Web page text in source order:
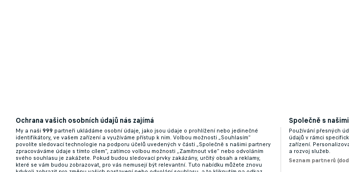
V poháru sejmuli Liberec i Plzeň, teď hrozí divize. Hlučín patří mezi
08.05.2025 11:22
Ochrana vašich osobních údajů nás zajímá
My a naši 999 partneři ukládáme osobní údaje, jako jsou údaje o prohlížení nebo jedinečné
identifikátory, ve vašem zařízení a využíváme přístup k nim. Volbou možnosti „Souhlasím“
povolíte sledovací technologie na podporu účelů uvedených v části „Společně s našimi partnery
zpracováváme údaje s tímto cílem“, zatímco volbou možnosti „Zamítnout vše“ nebo odvoláním
svého souhlasu je zakážete. Pokud budou sledovací prvky zakázány, určitý obsah a reklamy,
které se vám budou zobrazovat, pro vás nemusejí být relevantní. Tuto nabídku můžete znovu
Společně s
Používání přesných
údajů v rámci
zařízení.
a rozvoj služeb.
Seznam partnerů